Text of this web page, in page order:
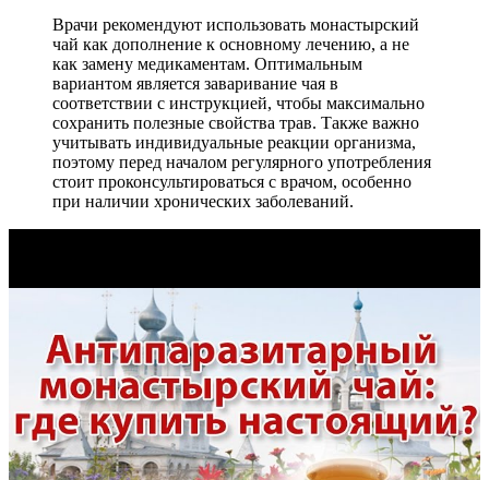
Врачи рекомендуют использовать монастырский
чай как дополнение к основному лечению, а не
как замену медикаментам. Оптимальным
вариантом является заваривание чая в
соответствии с инструкцией, чтобы максимально
сохранить полезные свойства трав. Также важно
учитывать индивидуальные реакции организма,
поэтому перед началом регулярного употребления
стоит проконсультироваться с врачом, особенно
при наличии хронических заболеваний.